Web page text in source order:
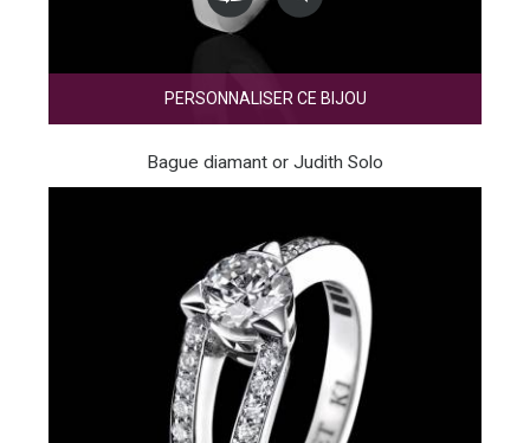
PERSONNALISER CE BIJOU
Bague diamant or Judith Solo